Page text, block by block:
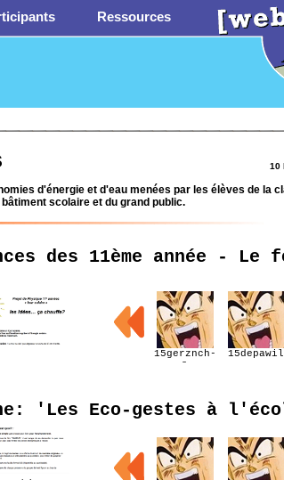
Ressources
10
d'énergie et d'eau menées par les élèves de la
scolaire et du grand public.
des 11ème année - Le
15gerznch-
a
15depawil
'Les Eco-gestes à